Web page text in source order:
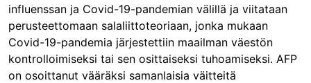
influenssan ja Covid-19-pandemian välillä ja viitataan
perusteettomaan salaliittoteoriaan, jonka mukaan
Covid-19-pandemia järjestettiin maailman väestön
kontrolloimiseksi tai sen osittaiseksi tuhoamiseksi. AFP
on osoittanut vääräksi samanlaisia väitteitä